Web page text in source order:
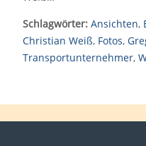
Schlagwörter: Ansichten,
Christian Weiß, Fotos,
Transportunternehmer,